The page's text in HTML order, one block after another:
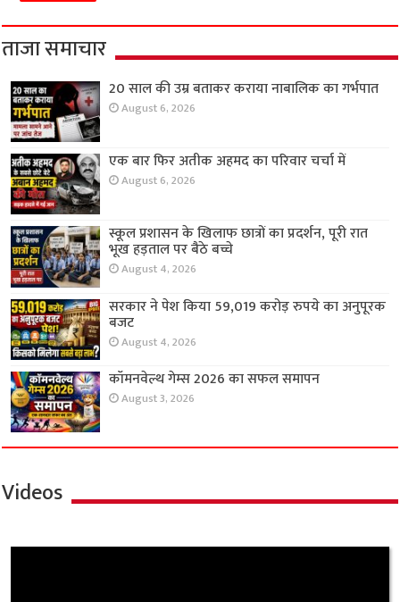
ताजा समाचार
20 साल की उम्र बताकर कराया नाबालिक का गर्भपात
August 6, 2026
एक बार फिर अतीक अहमद का परिवार चर्चा में
August 6, 2026
स्कूल प्रशासन के खिलाफ छात्रों का प्रदर्शन, पूरी रात
भूख हड़ताल पर बैठे बच्चे
August 4, 2026
सरकार ने पेश किया 59,019 करोड़ रुपये का अनुपूरक
बजट
August 4, 2026
कॉमनवेल्थ गेम्स 2026 का सफल समापन
August 3, 2026
Videos